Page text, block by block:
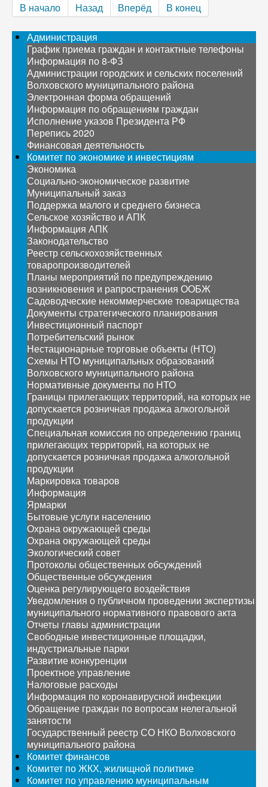
В начало Назад Вперёд В конец
Администрация
График приема граждан и контактные телефоны
Информация по 8-ФЗ
Администрации городских и сельских поселений
Волховского муниципального района
Электронная форма обращений
Информация по обращениям граждан
Исполнение указов Президента РФ
Перепись 2020
Финансовая деятельность
Комитет по экономике и инвестициям
Экономика
Социально-экономическое развитие
Муниципальный заказ
Поддержка малого и среднего бизнеса
Сельское хозяйство и АПК
Информация АПК
Законодательство
Реестр сельскохозяйственных
товаропроизводителей
Планы мероприятий по предупреждению
возникновения и рапространения ООБЖ
Садоводческие некоммерческие товарищества
Документы стратегического планирования
Инвестиционный паспорт
Потребительский рынок
Нестационарные торговые объекты (НТО)
Схемы НТО муниципальных образований
Волховского муниципального района
Нормативные документы по НТО
Границы прилегающих территорий, на которых не
допускается розничная продажа алкогольной
продукции
Специальная комиссия по определению границ
прилегающих территорий, на которых не
допускается розничная продажа алкогольной
продукции
Маркировка товаров
Информация
Ярмарки
Бытовые услуги населению
Охрана окружающей среды
Охрана окружающей среды
Экологический совет
Протоколы общественных обсуждений
Общественные обсуждения
Оценка регулирующего воздействия
Уведомления о публичном проведении экспертизы
муниципального нормативного правового акта
Отчеты главы администрации
Свободные инвестиционные площадки,
индустриальные парки
Развитие конкуренции
Проектное управление
Налоговые расходы
Информация по коронавирусной инфекции
Обращение граждан по вопросам нелегальной
занятости
Государственный реестр СО НКО Волховского
муниципального района
Комитет финансов
Комитет по ЖКХ, жилищной политике
Комитет по управлению муниципальным